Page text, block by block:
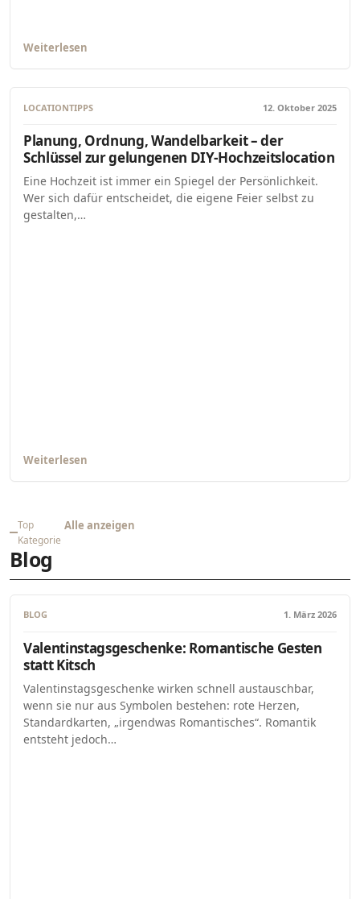
Weiterlesen
LOCATIONTIPPS 12. Oktober 2025
Planung, Ordnung, Wandelbarkeit – der
Schlüssel zur gelungenen DIY-Hochzeitslocation
Eine Hochzeit ist immer ein Spiegel der Persönlichkeit.
Wer sich dafür entscheidet, die eigene Feier selbst zu
gestalten,…
Weiterlesen
Top
Kategorie
Blog
Alle anzeigen
BLOG 1. März 2026
Valentinstagsgeschenke: Romantische Gesten
statt Kitsch
Valentinstagsgeschenke wirken schnell austauschbar,
wenn sie nur aus Symbolen bestehen: rote Herzen,
Standardkarten, „irgendwas Romantisches“. Romantik
entsteht jedoch…